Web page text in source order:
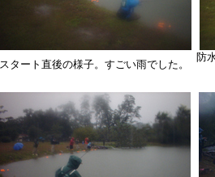
スタート直後の様子。すごい雨でした。
防